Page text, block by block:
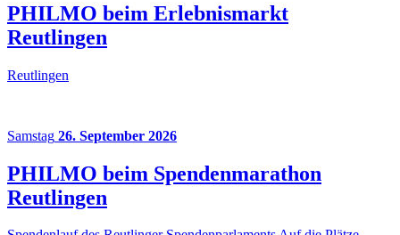
PHILMO beim Erlebnismarkt
Reutlingen
Reutlingen
Samstag 26. September 2026
PHILMO beim Spendenmarathon
Reutlingen